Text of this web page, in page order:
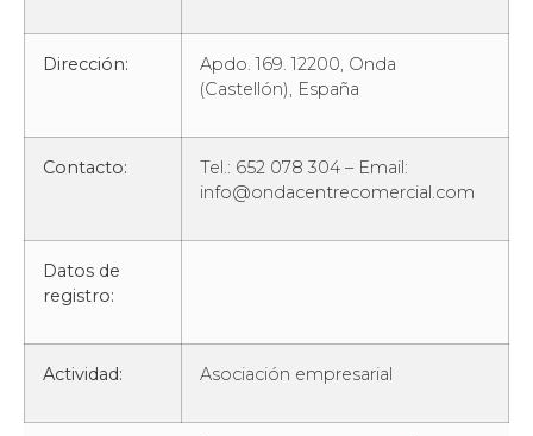
Dirección:
Apdo. 169. 12200, Onda
(Castellón), España
Contacto:
Tel.: 652 078 304 – Email:
info@ondacentrecomercial.com
Datos de
registro:
Actividad: Asociación empresarial